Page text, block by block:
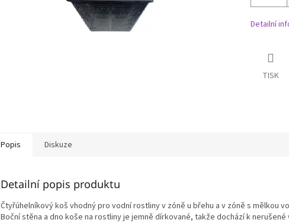
Detailní
TISK
Popis Diskuze
Detailní popis produktu
Čtyřúhelníkový koš vhodný pro vodní rostliny v zóně u břehu a v zóně s mělkou
Boční stěna a dno koše na rostliny je jemně dírkované, takže dochází k nerušené